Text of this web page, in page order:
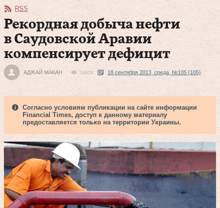
RSS
Рекордная добыча нефти
в Саудовской Аравии
компенсирует дефицит
АДЖАЙ МАКАН 18904 18 сентября 2013, среда, №105 (105)
Согласно условиям публикации на сайте информации
Financial Times, доступ к данному материалу
предоставляется только на территории Украины.